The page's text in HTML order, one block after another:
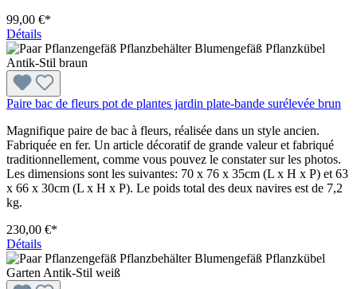
99,00 €*
Détails
Paire bac de fleurs pot de plantes jardin plate-bande surélevée brun
Magnifique paire de bac à fleurs, réalisée dans un style ancien.
Fabriquée en fer. Un article décoratif de grande valeur et fabriqué
traditionnellement, comme vous pouvez le constater sur les photos.
Les dimensions sont les suivantes: 70 x 76 x 35cm (L x H x P) et 63
x 66 x 30cm (L x H x P). Le poids total des deux navires est de 7,2
kg.
230,00 €*
Détails